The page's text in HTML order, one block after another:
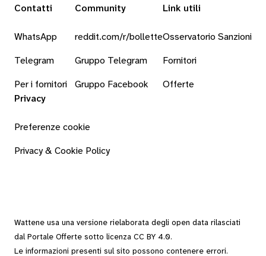
Contatti
WhatsApp
Telegram
Per i fornitori
Community
reddit.com/r/bollette
Gruppo Telegram
Gruppo Facebook
Link utili
Osservatorio Sanzioni
Fornitori
Offerte
Privacy
Preferenze cookie
Privacy & Cookie Policy
Wattene usa una versione rielaborata degli open data rilasciati
dal Portale Offerte sotto licenza CC BY 4.0.
Le informazioni presenti sul sito possono contenere errori.